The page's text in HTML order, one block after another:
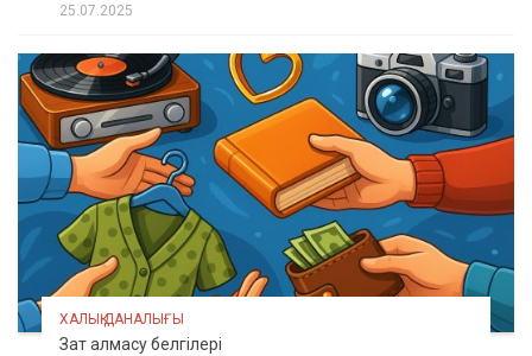
25.07.2025
ХАЛЫҚ ДАНАЛЫҒЫ
Зат алмасу белгілері